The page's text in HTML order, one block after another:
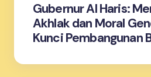
Gubernur Al Haris:
Akhlak dan Moral
Kunci Pembangunan